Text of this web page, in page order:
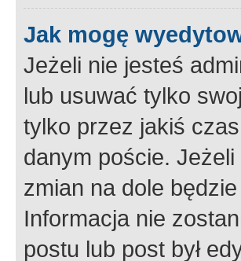
Jak mogę
Jeżeli nie jesteś
lub usuwać tylko
tylko przez jakiś
danym poście.
zmian na dole
Informacja nie
postu lub post był